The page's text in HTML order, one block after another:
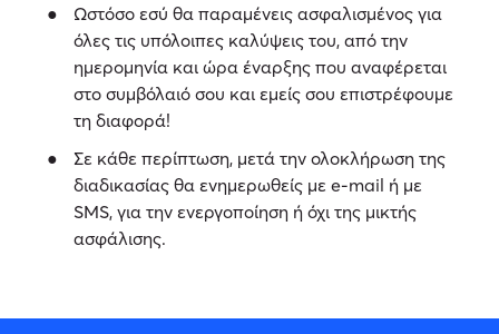
Ωστόσο εσύ θα παραμένεις ασφαλισμένος για
όλες τις υπόλοιπες καλύψεις του, από την
ημερομηνία και ώρα έναρξης που αναφέρεται
στο συμβόλαιό σου και εμείς σου επιστρέφουμε
τη διαφορά!
Σε κάθε περίπτωση, μετά την ολοκλήρωση της
διαδικασίας θα ενημερωθείς με e-mail ή με
SMS, για την ενεργοποίηση ή όχι της μικτής
ασφάλισης.